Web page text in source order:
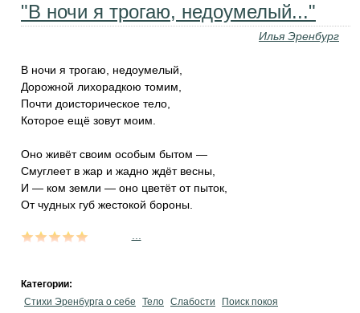
"В ночи я трогаю, недоумелый..."
Илья Эренбург
В ночи я трогаю, недоумелый,
Дорожной лихорадкою томим,
Почти доисторическое тело,
Которое ещё зовут моим.
Оно живёт своим особым бытом —
Смуглеет в жар и жадно ждёт весны,
И — ком земли — оно цветёт от пыток,
От чудных губ жестокой бороны.
Категории:
Стихи Эренбурга о себе
Тело Слабости
Поиск покоя